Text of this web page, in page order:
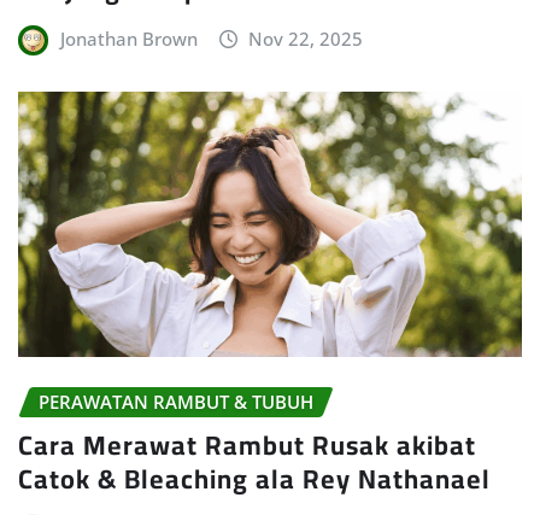
Jonathan Brown Nov 22, 2025
PERAWATAN RAMBUT & TUBUH
Cara Merawat Rambut Rusak akibat
Catok & Bleaching ala Rey Nathanael